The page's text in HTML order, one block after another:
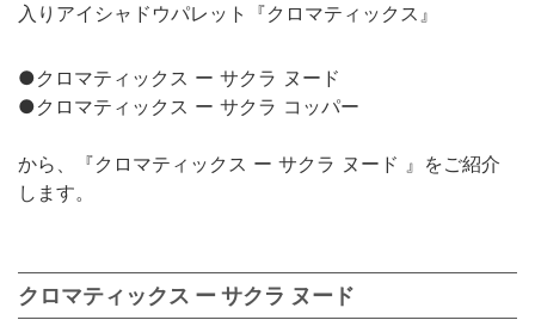
入りアイシャドウパレット『クロマティックス』
●クロマティックス ー サクラ ヌード
●クロマティックス ー サクラ コッパー
から、『クロマティックス ー サクラ ヌード 』をご紹介
します。
クロマティックス ー サクラ ヌード